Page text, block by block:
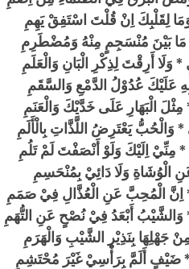
لِقَلْبِكَ اِنْ قُلْتَ اسْتَفِقْ يَهِمِ
بَيْنَ مُنْسَجِمٍ مِنْهُ وَمُضْطَرِمِ
وَلَا أَرِقْتَ لِذِكْرِ الْبَانِ وَالْعَلَمِ
عَلَيْكَ عُدُوْلُ الدَّمْعِ وَالسَّقَمِ
الْبَهَارِ عَلَى خَدَّيْكَ وَالْعَنَمِ
يَعْتَرِضُ اللَّذَّاتِ بِالْأَلَمِ
* مِنِّيْ اِلَيْكَ وَلَوْ أَنْصَفْتَ لَمْ تَلُمِ
الْوُشَاةِ وَلَا دَائِيْ بِمُنْحَسِمِ
الْمُحِبَّ عَنِ الْعُذَّالِ فِيْ صَمَمِ
أَبْعَدُ فِيْ نُصْحٍ عَنِ التُّهَمِ
جَهْلِهَا بِنَذِيْرِ الشَّيْبِ وَالْهَرَمِ
ضَيْفٍ أَلَمَّ بِرَأْسِيْ غَيْرَ مُحْتَشِمِ